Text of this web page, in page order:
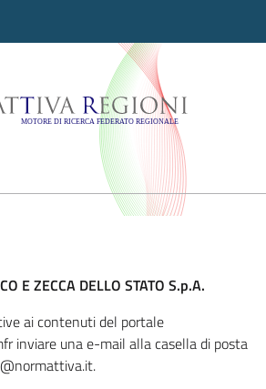
Regioni -
E ZECCA DELLO STATO S.p.A.
ai contenuti del portale
inviare una e-mail alla casella di posta